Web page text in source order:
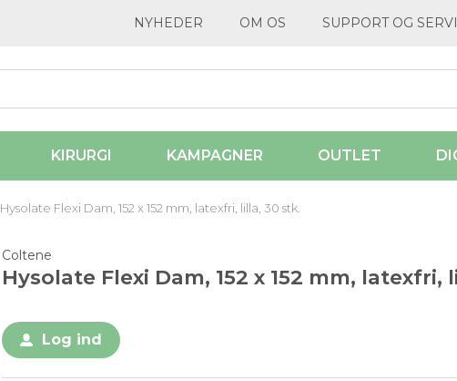
NYHEDER OM OS SUPPORT OG
KIRURGI KAMPAGNER OUTLET
Hysolate Flexi Dam, 152 x 152 mm, latexfri, lilla, 30 stk.
Coltene
Hysolate Flexi Dam, 152 x 152 mm, latexfri,
Log ind